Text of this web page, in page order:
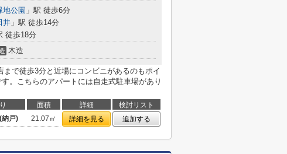
地公園 」駅 徒歩6分
井 」駅 徒歩14分
徒歩18分
木造
で徒歩3分と近場にコンビニがあるのもポイ
。こちらのアパートには自走式駐車場があり
面積 詳細
検討リスト
戸) 21.07㎡ 詳細を見る 追加する